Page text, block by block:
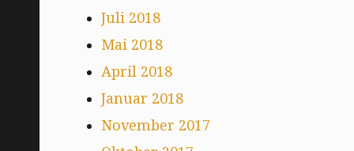
Juli 2018
Mai 2018
April 2018
Januar 2018
November 2017